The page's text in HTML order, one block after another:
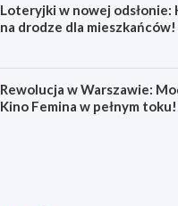
Loteryjki w nowej odsłonie:
na drodze dla mieszkańców!
Rewolucja w Warszawie:
Kino Femina w pełnym toku!